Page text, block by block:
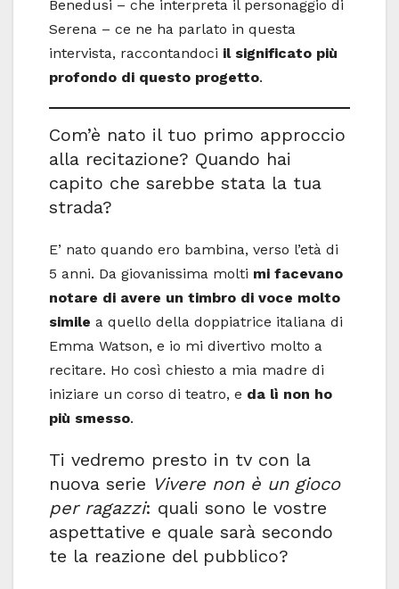
Benedusi – che interpreta il personaggio di
Serena – ce ne ha parlato in questa
intervista, raccontandoci il significato più
profondo di questo progetto.
Com’è nato il tuo primo approccio
alla recitazione? Quando hai
capito che sarebbe stata la tua
strada?
E’ nato quando ero bambina, verso l’età di
5 anni. Da giovanissima molti mi facevano
notare di avere un timbro di voce molto
simile a quello della doppiatrice italiana di
Emma Watson, e io mi divertivo molto a
recitare. Ho così chiesto a mia madre di
iniziare un corso di teatro, e da lì non ho
più smesso.
Ti vedremo presto in tv con la
nuova serie Vivere non è un gioco
per ragazzi: quali sono le vostre
aspettative e quale sarà secondo
te la reazione del pubblico?